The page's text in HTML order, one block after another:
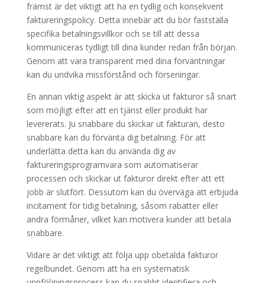
främst är det viktigt att ha en tydlig och konsekvent
faktureringspolicy. Detta innebär att du bör fastställa
specifika betalningsvillkor och se till att dessa
kommuniceras tydligt till dina kunder redan från början.
Genom att vara transparent med dina förväntningar
kan du undvika missförstånd och förseningar.
En annan viktig aspekt är att skicka ut fakturor så snart
som möjligt efter att en tjänst eller produkt har
levererats. Ju snabbare du skickar ut fakturan, desto
snabbare kan du förvänta dig betalning. För att
underlätta detta kan du använda dig av
faktureringsprogramvara som automatiserar
processen och skickar ut fakturor direkt efter att ett
jobb är slutfört. Dessutom kan du överväga att erbjuda
incitament för tidig betalning, såsom rabatter eller
andra förmåner, vilket kan motivera kunder att betala
snabbare.
Vidare är det viktigt att följa upp obetalda fakturor
regelbundet. Genom att ha en systematisk